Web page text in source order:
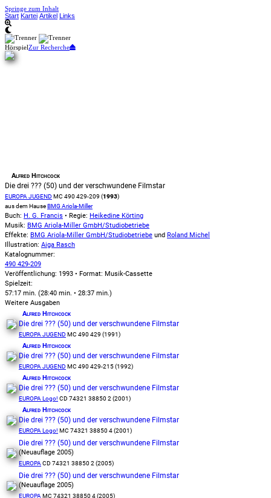
Springe zum Inhalt
Start Kartei Artikel Links
HörspielZur Recherche
Alfred Hitchcock
Die drei ??? (50) und der verschwundene Filmstar
EUROPA JUGEND MC 490 429-209 (1993)
aus dem HauseBMG Ariola-Miller
Buch: H. G. Francis • Regie: Heikedine Körting
Musik: BMG Ariola-Miller GmbH/Studiobetriebe
Effekte: BMG Ariola-Miller GmbH/Studiobetriebe und Roland Michel
Illustration: Aiga Rasch
Katalognummer:
490 429-209
Veröffentlichung: 1993 • Format: Musik-Cassette
Spielzeit:
57:17 min. (28:40 min. • 28:37 min.)
Weitere Ausgaben
Alfred Hitchcock
Die drei ??? (50) und der verschwundene Filmstar
EUROPA JUGEND MC 490 429 (1991)
Alfred Hitchcock
Die drei ??? (50) und der verschwundene Filmstar
EUROPA JUGEND MC 490 429-215 (1992)
Alfred Hitchcock
Die drei ??? (50) und der verschwundene Filmstar
EUROPA Logo! CD 74321 38850 2 (2001)
Alfred Hitchcock
Die drei ??? (50) und der verschwundene Filmstar
EUROPA Logo! MC 74321 38850 4 (2001)
Die drei ??? (50) und der verschwundene Filmstar
(Neuauflage 2005)
EUROPACD 74321 38850 2 (2005)
Die drei ??? (50) und der verschwundene Filmstar
(Neuauflage 2005)
EUROPAMC 74321 38850 4 (2005)